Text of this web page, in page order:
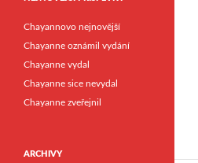
Chayannovo nejnovější
Chayanne oznámil vydání
Chayanne vydal
Chayanne sice nevydal
Chayanne zveřejnil
ARCHIVY